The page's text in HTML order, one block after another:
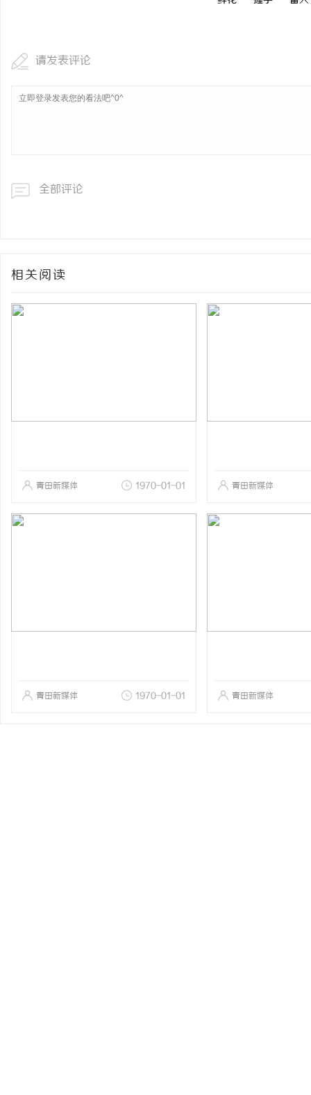
请发表评论
全部评论
相关阅读
青田新媒体 1970-01-01 青田新媒体
青田新媒体 1970-01-01 青田新媒体